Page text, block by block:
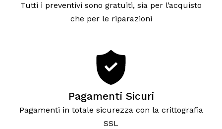
Tutti i preventivi sono gratuiti, sia per l’acquisto
che per le riparazioni
Pagamenti Sicuri
Pagamenti in totale sicurezza con la crittografia
SSL